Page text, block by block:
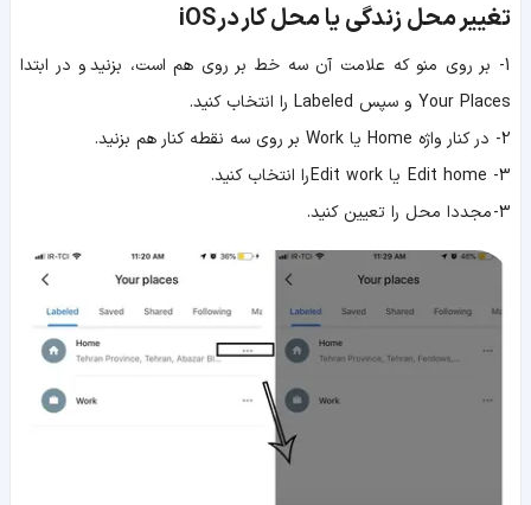
تغییر محل زندگی یا محل کاردرiOS
1- بر روی منو که علامت آن سه خط بر روی هم است، بزنید و در ابتدا
Your Places و سپس Labeled را انتخاب کنید.
2- در کنار واژه Home یا Work بر روی سه نقطه کنار هم بزنید.
3- Edit home یا Edit work را انتخاب کنید.
3- مجددا محل را تعیین کنید.